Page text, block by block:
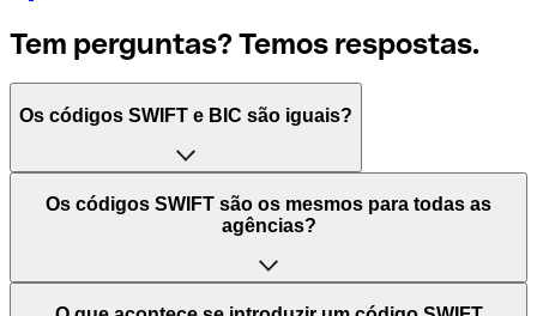
Tem perguntas? Temos respostas.
Os códigos SWIFT e BIC são iguais?
O acrónimo SWIFT significa "Society for Worldwide
Interbank Financial Telecommunication (Sociedade para
Mundiais)". Trata-se de uma rede mundial onde se
processam pagamentos entre países. Por outro lado, BIC
Os códigos SWIFT são os mesmos para todas as
agências?